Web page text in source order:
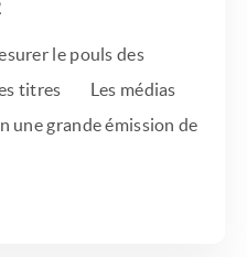
le pouls des
les titres Les médias
une grande émission de